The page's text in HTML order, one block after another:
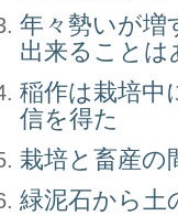
年々勢いが増
出来ることは
稲作は栽培中
信を得た
栽培と畜産の
緑泥石から土